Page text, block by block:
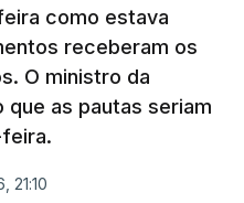
como estava
receberam os
O ministro da
que as pautas seriam
21:10